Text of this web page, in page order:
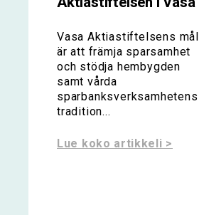
Vasa Aktiastiftelsens mål
är att främja sparsamhet
och stödja hembygden
samt vårda
sparbanksverksamhetens
tradition...
Lue koko artikkeli >